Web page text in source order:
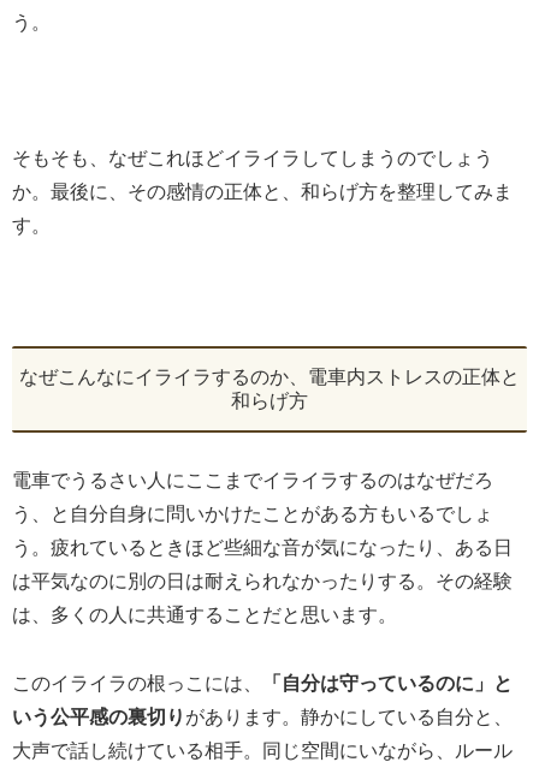
う。
そもそも、なぜこれほどイライラしてしまうのでしょう
か。最後に、その感情の正体と、和らげ方を整理してみま
す。
なぜこんなにイライラするのか、電車内ストレスの正体と
和らげ方
電車でうるさい人にここまでイライラするのはなぜだろ
う、と自分自身に問いかけたことがある方もいるでしょ
う。疲れているときほど些細な音が気になったり、ある日
は平気なのに別の日は耐えられなかったりする。その経験
は、多くの人に共通することだと思います。
このイライラの根っこには、
「自分は守っているのに」と
いう公平感の裏切り があります。静かにしている自分と、
大声で話し続けている相手。同じ空間にいながら、ルール